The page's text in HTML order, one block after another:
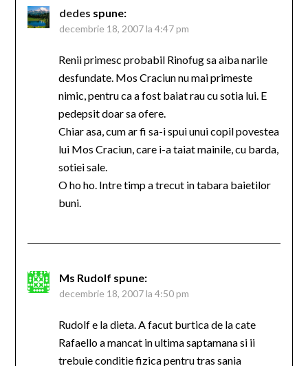
dedes spune:
decembrie 18, 2007 la 4:47 pm
Renii primesc probabil Rinofug sa aiba narile
desfundate. Mos Craciun nu mai primeste
nimic, pentru ca a fost baiat rau cu sotia lui. E
pedepsit doar sa ofere.
Chiar asa, cum ar fi sa-i spui unui copil povestea
lui Mos Craciun, care i-a taiat mainile, cu barda,
sotiei sale.
O ho ho. Intre timp a trecut in tabara baietilor
buni.
Ms Rudolf spune:
decembrie 18, 2007 la 4:50 pm
Rudolf e la dieta. A facut burtica de la cate
Rafaello a mancat in ultima saptamana si ii
trebuie conditie fizica pentru tras sania